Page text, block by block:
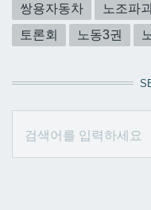
쌍용자동차
노조파괴
토론회
노동3권